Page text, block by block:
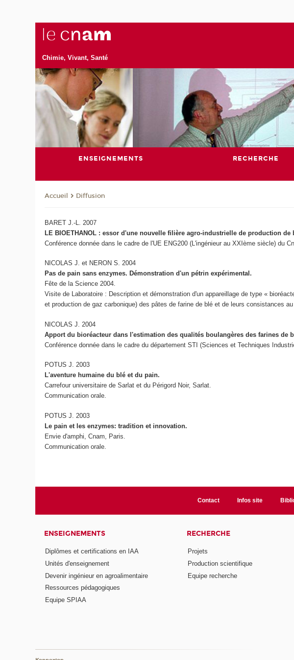
Chimie, Vivant, Santé
ENSEIGNEMENTS RECHERCHE
Accueil Diffusion
BARET J.-L. 2007
LE BIOETHANOL : essor d'une nouvelle filière agro-industrielle de production de
Conférence donnée dans le cadre de l'UE ENG200 (L'ingénieur au XXIème siècle) du
NICOLAS J. et NERON S. 2004
Pas de pain sans enzymes. Démonstration d'un pétrin expérimental.
Fête de la Science 2004.
Visite de Laboratoire : Description et démonstration d'un appareillage de type «
et production de gaz carbonique) des pâtes de farine de blé et de leurs consistances
NICOLAS J. 2004
Apport du bioréacteur dans l'estimation des qualités boulangères des farines de
Conférence donnée dans le cadre du département STI (Sciences et Techniques
POTUS J. 2003
L'aventure humaine du blé et du pain.
Carrefour universitaire de Sarlat et du Périgord Noir, Sarlat.
Communication orale.
POTUS J. 2003
Le pain et les enzymes: tradition et innovation.
Envie d'amphi, Cnam, Paris.
Communication orale.
Contact Infos site
ENSEIGNEMENTS
Diplômes et certifications en IAA
Unités d'enseignement
Devenir ingénieur en agroalimentaire
Ressources pédagogiques
Equipe SPIAA
RECHERCHE
Projets
Production scientifique
Equipe recherche